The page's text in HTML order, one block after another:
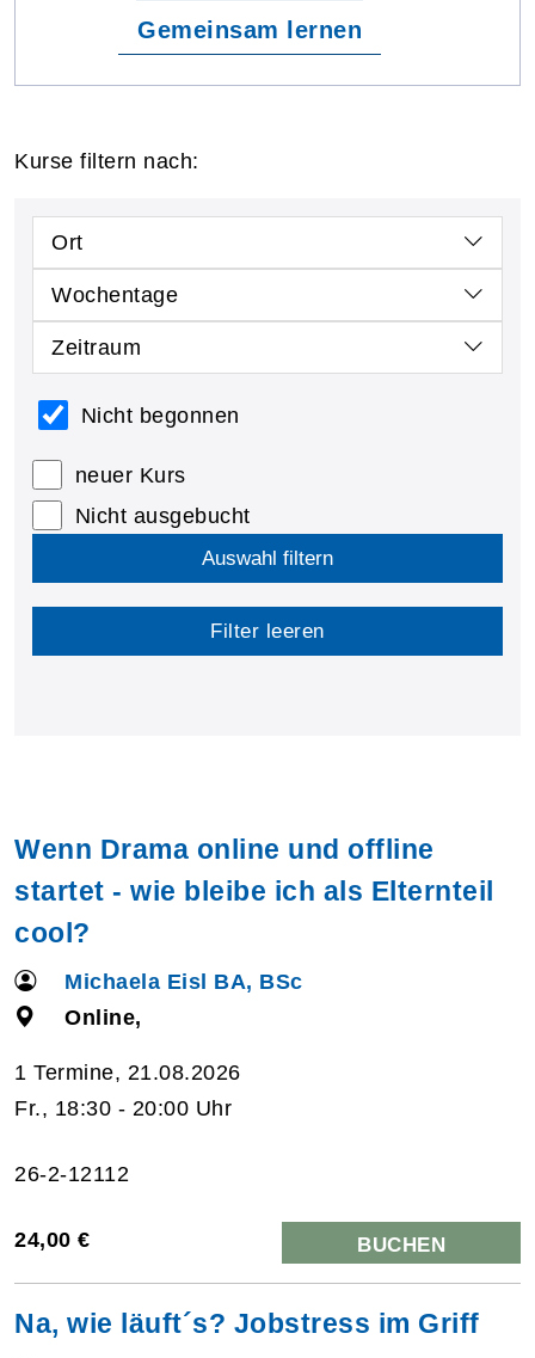
Gemeinsam lernen
Kurse filtern nach:
Ort
Wochentage
Zeitraum
Nicht begonnen
neuer Kurs
Nicht ausgebucht
Auswahl filtern
Filter leeren
Wenn Drama online und offline
startet - wie bleibe ich als Elternteil
cool?
Michaela Eisl BA, BSc
Online,
1 Termine, 21.08.2026
Fr., 18:30 - 20:00 Uhr
26-2-12112
24,00 € BUCHEN
Na, wie läuft´s? Jobstress im Griff